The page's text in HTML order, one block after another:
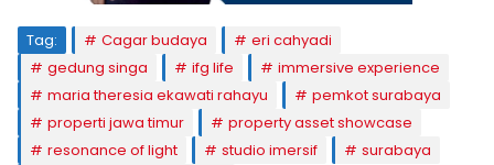
Tag: Cagar budaya
eri cahyadi
gedung singa
ifg life
immersive experience
maria theresia ekawati rahayu
pemkot surabaya
properti jawa timur
property asset showcase
resonance of light
studio imersif
surabaya